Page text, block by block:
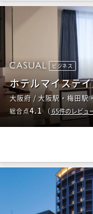
ビジネス
ホテルマイステ
大阪府 / 大阪駅・梅田駅
総合点4.1 （ 65件のレビュ